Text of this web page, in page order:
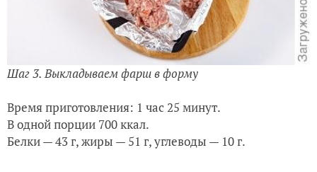
Шаг 3. Выкладываем фарш в форму
Время приготовления: 1 час 25 минут.
В одной порции 700 ккал.
Белки — 43 г, жиры — 51 г, углеводы — 10 г.